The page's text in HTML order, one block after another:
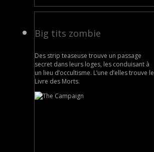
Big tits zombie
Des strip teaseuse trouve un passage
secret dans leurs loges, les conduisant à
un lieu d’occultisme. L’une d’elles trouve le
Livre des Morts.